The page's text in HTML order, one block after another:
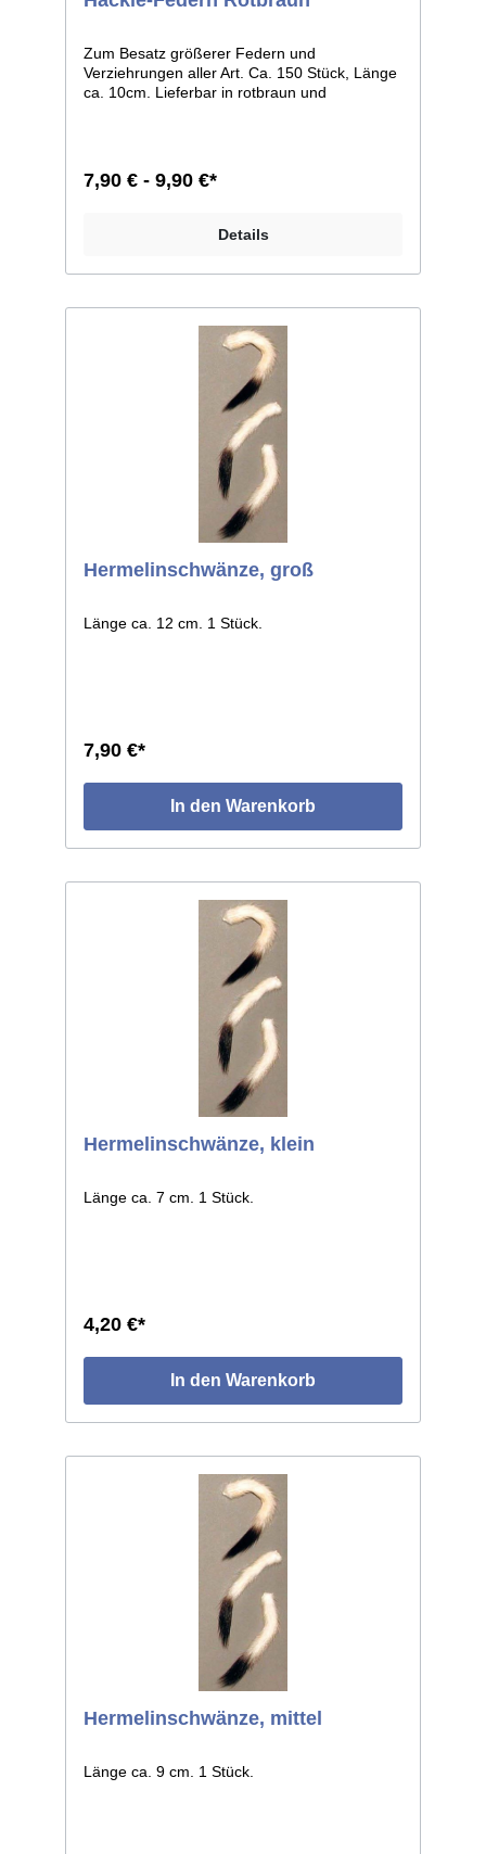
Zum Besatz größerer Federn und
Verziehrungen aller Art. Ca. 150 Stück, Länge
ca. 10cm. Lieferbar in rotbraun und
7,90 € - 9,90 €*
Details
Hermelinschwänze, groß
Länge ca. 12 cm. 1 Stück.
7,90 €*
In den Warenkorb
Hermelinschwänze, klein
Länge ca. 7 cm. 1 Stück.
4,20 €*
In den Warenkorb
Hermelinschwänze, mittel
Länge ca. 9 cm. 1 Stück.